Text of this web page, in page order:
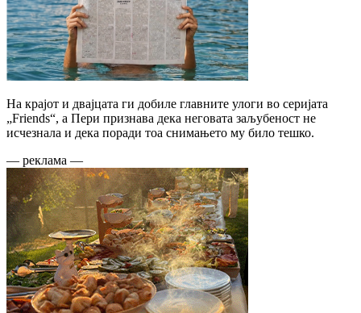
На крајот и двајцата ги добиле главните улоги во серијата
„Friends“, а Пери признава дека неговата заљубеност не
исчезнала и дека поради тоа снимањето му било тешко.
— реклама —